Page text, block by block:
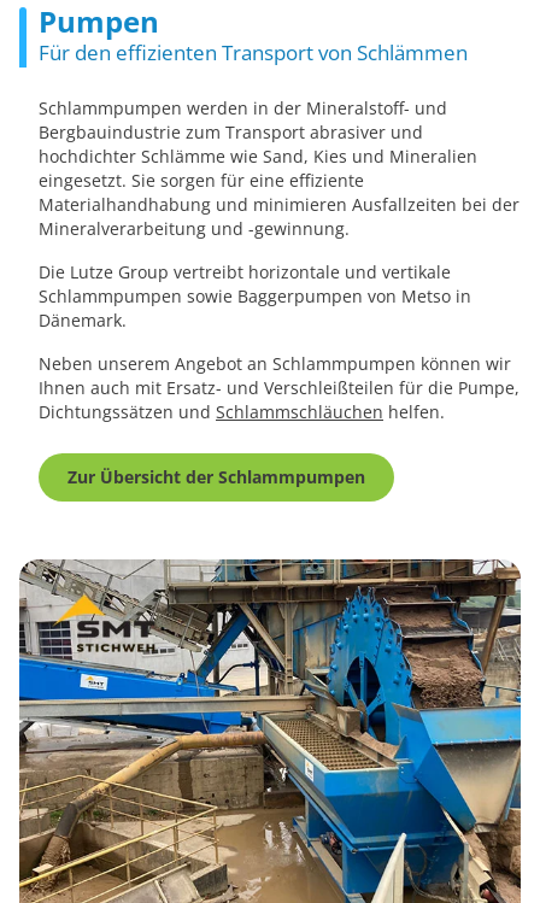
Pumpen
Für den effizienten Transport von Schlämmen
Schlammpumpen werden in der Mineralstoff- und
Bergbauindustrie zum Transport abrasiver und
hochdichter Schlämme wie Sand, Kies und Mineralien
eingesetzt. Sie sorgen für eine effiziente
Materialhandhabung und minimieren Ausfallzeiten bei der
Mineralverarbeitung und -gewinnung.
Die Lutze Group vertreibt horizontale und vertikale
Schlammpumpen sowie Baggerpumpen von Metso in
Dänemark.
Neben unserem Angebot an Schlammpumpen können wir
Ihnen auch mit Ersatz- und Verschleißteilen für die Pumpe,
Dichtungssätzen und Schlammschläuchen helfen.
Zur Übersicht der Schlammpumpen